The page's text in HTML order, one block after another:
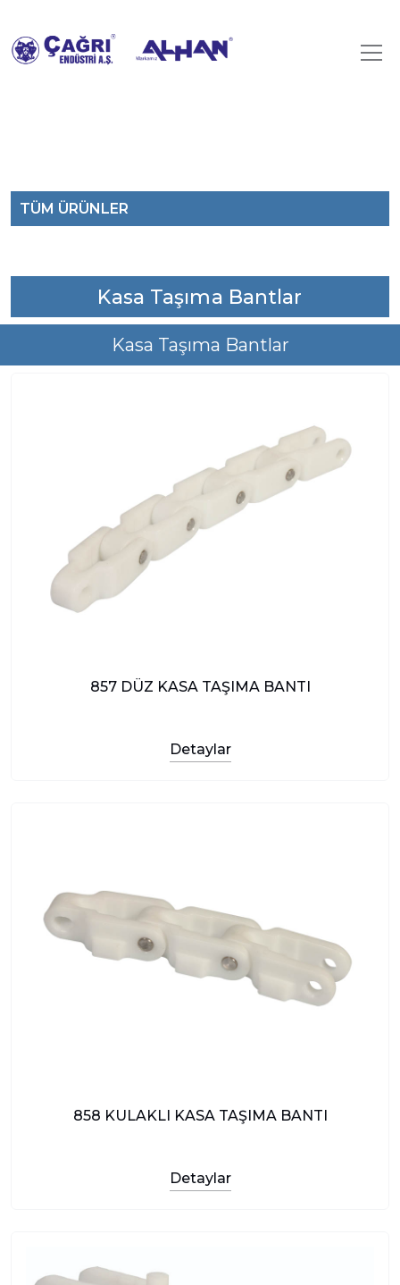
TÜM ÜRÜNLER
Kasa Taşıma Bantlar
Kasa Taşıma Bantlar
857 DÜZ KASA TAŞIMA BANTI
Detaylar
858 KULAKLI KASA TAŞIMA BANTI
Detaylar